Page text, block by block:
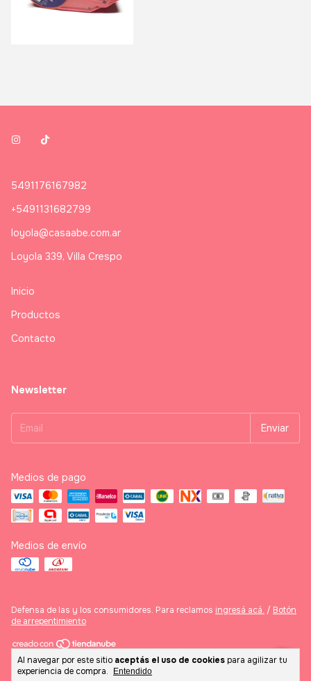
Al navegar por este sitio aceptás el uso de cookies para agilizar tu
experiencia de compra.
Entendido
5491176167982
+5491131682799
loyola@casaabe.com.ar
Loyola 339, Villa Crespo
Inicio
Productos
Contacto
Newsletter
Medios de pago
Medios de envío
Defensa de las y los consumidores. Para reclamos ingresá acá. / Botón
de arrepentimiento
Copyright casa abe - 2026. Todos los derechos reservados.